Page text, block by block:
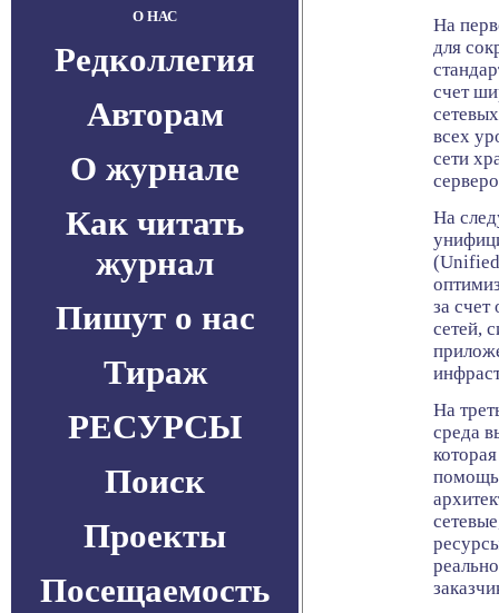
О НАС
Редколлегия
Авторам
О журнале
Как читать
журнал
Пишут о нас
Тираж
РЕСУРСЫ
Поиск
Проекты
Посещаемость
На
для
счет
всех
сети
На
(Unified
за
сетей,
На
среда